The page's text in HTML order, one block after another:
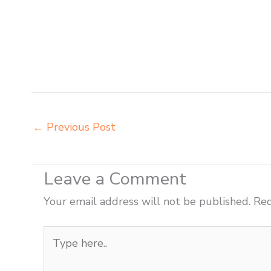
← Previous Post
Leave a Comment
Your email address will not be published.
here..